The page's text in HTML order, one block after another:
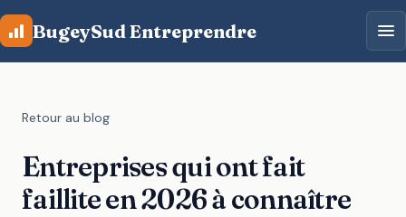
Aller au contenu principal
BugeySud Entreprendre
Retour au blog
Entreprises qui ont fait
faillite en 2026 à connaître